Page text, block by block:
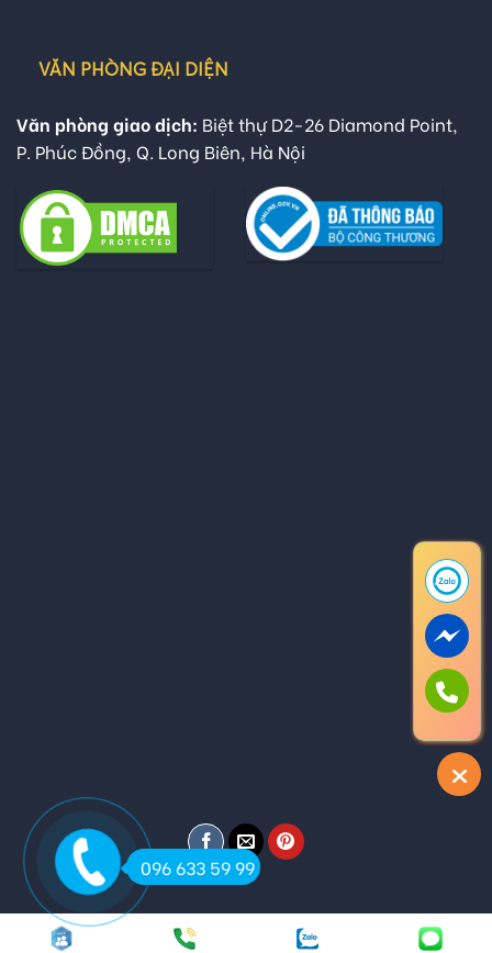
VĂN PHÒNG ĐẠI DIỆN
Văn phòng giao dịch: Biệt thự D2-26 Diamond Point,
P. Phúc Đồng, Q. Long Biên, Hà Nội
096 633 59 99